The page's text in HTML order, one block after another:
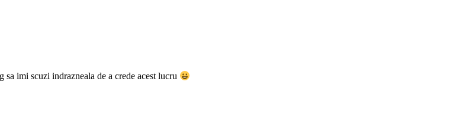
sa imi scuzi indrazneala de a crede acest lucru